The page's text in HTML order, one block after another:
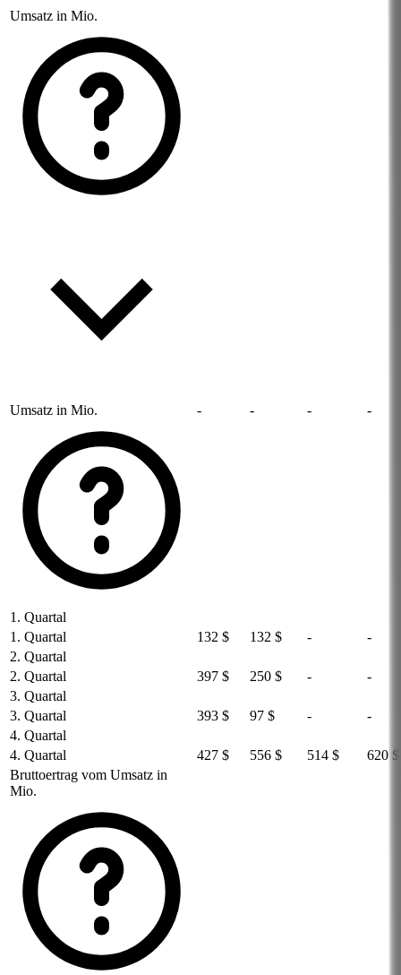
Umsatz in Mio.
Umsatz in Mio. - - - -
1. Quartal
1. Quartal
132 $ 132 $ -
-
2. Quartal
2. Quartal
397 $ 250 $ -
-
3. Quartal
3. Quartal
393 $ 97 $ -
-
4. Quartal
4. Quartal
427 $ 556 $ 514 $
620 $
Bruttoertrag vom Umsatz in
Mio.